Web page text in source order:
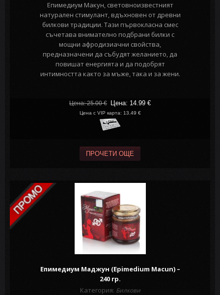
Епимедиум Макун, световноизвестният
натурален стимулант, вдъхновен от древни
билкови традиции. Тази първокласна смес
съчетава внимателно подбрани билки с
мощни афродизиачни свойства,
предназначени да събудят желанието, да
повишат енергията и да подобрят
интимността както за мъже, така и за жени.
Цена: 25.00€ Цена: 14.99 €
Цена с VIP карта: 13.49 €
ПРОЧЕТИ ОЩЕ
Епимедиум Маджун (Epimedium Macun) –
240 гр.
Категория: Билкови